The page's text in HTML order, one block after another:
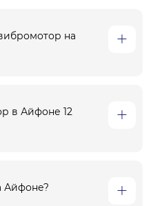
на
в Айфоне 12
Айфоне?